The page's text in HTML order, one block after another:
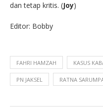
dan tetap kritis. (Joy)
Editor: Bobby
FAHRI HAMZAH KASUS
PN JAKSEL RATNA